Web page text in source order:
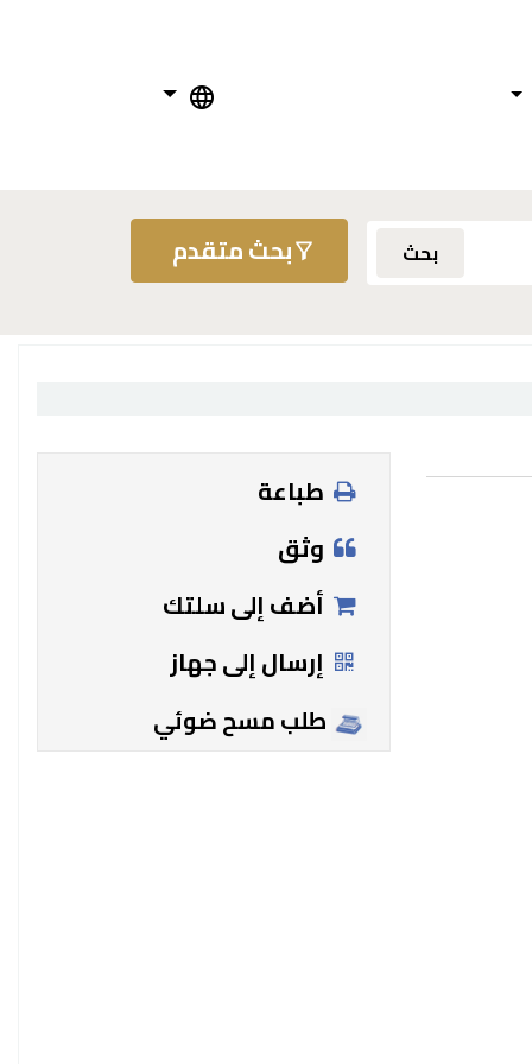
بحث بحث متقدم
طباعة
وثق
أضف إلى سلتك
إرسال إلى جهاز
طلب مسح ضوئي